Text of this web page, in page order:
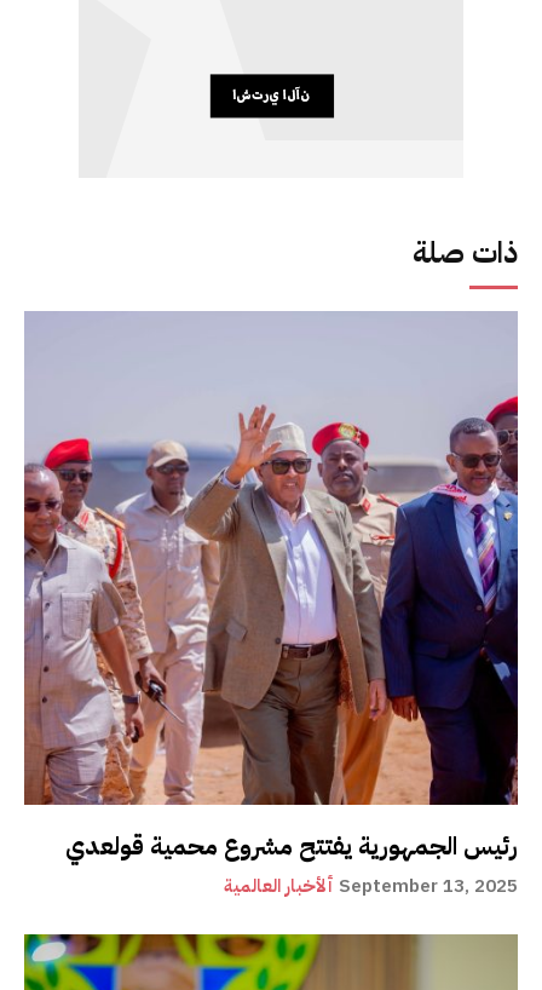
ذات صلة
رئيس الجمهورية يفتتح مشروع محمية قولعدي
ألأخبار العالمية September 13, 2025